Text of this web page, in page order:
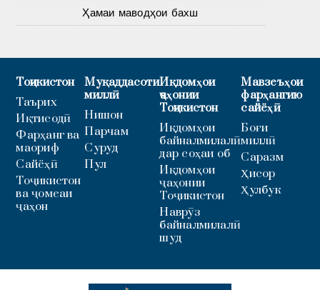
Ҳамаи маводҳои бахш
Тоҷикистон
Таърих
Иқтисодӣ
Фарҳанг ва
маориф
Сайёҳӣ
Тоҷикистон
ва ҷомеаи
ҷаҳон
Муқаддасоти
миллӣ
Нишон
Парчам
Суруд
Пул
Иқдомҳои
ҷаҳонии
Тоҷикистон
Иқдомҳои
байналмилалӣ
дар соҳаи об
Иқдомҳои
ҷаҳонии
Тоҷикистон
Наврӯз
байналмилалӣ
шуд
Мавзеъҳои
фарҳангию
сайёҳӣ
Боғи
миллӣ
Саразм
Ҳисор
Ҳулбук